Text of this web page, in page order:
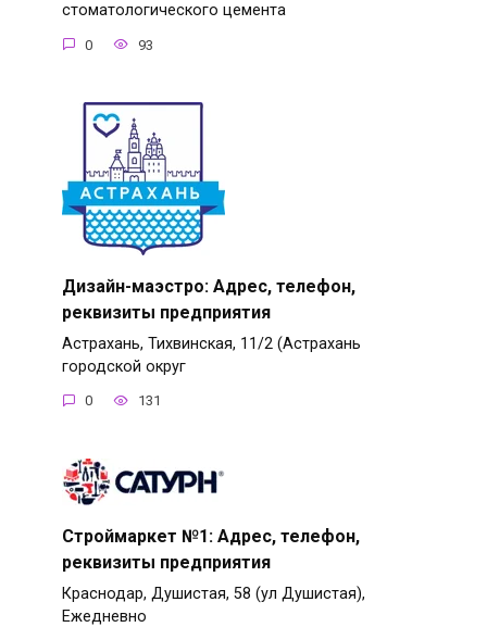
стоматологического цемента
0 93
Дизайн-маэстро: Адрес, телефон,
реквизиты предприятия
Астрахань, Тихвинская, 11/2 (Астрахань
городской округ
0 131
Строймаркет №1: Адрес, телефон,
реквизиты предприятия
Краснодар, Душистая, 58 (ул Душистая),
Ежедневно